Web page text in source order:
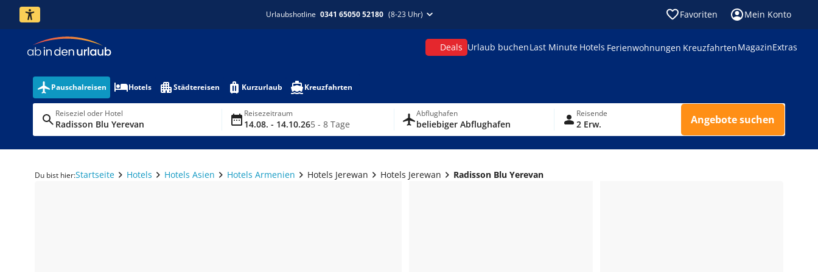
Urlaubshotline 0341 65050 52180 (8-23 Uhr) Favoriten Mein Konto
Deals Urlaub buchenLast Minute Hotels Ferienwohnungen KreuzfahrtenMagazinExtras
Pauschalreisen Hotels Städtereisen Kurzurlaub Kreuzfahrten
Reiseziel oder Hotel
Radisson Blu Yerevan
Reisezeitraum
14.08. - 14.10.265 - 8 Tage
Abflughafen
beliebiger Abflughafen
Reisende
2 Erw. Angebote suchen
Du bist hier:Startseite Hotels Hotels Asien Hotels Armenien Hotels Jerewan Hotels Jerewan Radisson Blu Yerevan